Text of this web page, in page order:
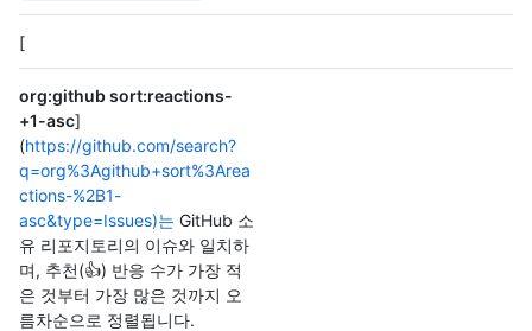
[
org:github sort:reactions-
+1-asc]
(https://github.com/search?
q=org%3Agithub+sort%3Area
ctions-%2B1-
asc&type=Issues)는 GitHub 소
유 리포지토리의 이슈와 일치하
며, 추천(👍) 반응 수가 가장 적
은 것부터 가장 많은 것까지 오
름차순으로 정렬됩니다.